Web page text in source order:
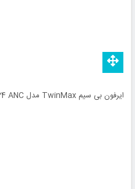
ایرفون بی سیم TwinMax مدل MA-24 ANC - طلایی - MMX